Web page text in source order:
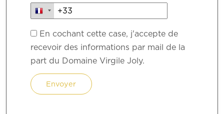
En cochant cette case, j'accepte de
recevoir des informations par mail de la
part du Domaine Virgile Joly.